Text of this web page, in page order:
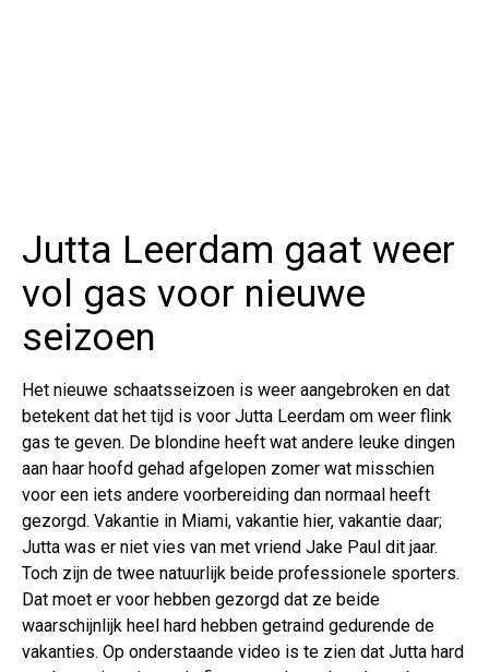
Jutta Leerdam gaat weer
vol gas voor nieuwe
seizoen
Het nieuwe schaatsseizoen is weer aangebroken en dat
betekent dat het tijd is voor Jutta Leerdam om weer flink
gas te geven. De blondine heeft wat andere leuke dingen
aan haar hoofd gehad afgelopen zomer wat misschien
voor een iets andere voorbereiding dan normaal heeft
gezorgd. Vakantie in Miami, vakantie hier, vakantie daar;
Jutta was er niet vies van met vriend Jake Paul dit jaar.
Toch zijn de twee natuurlijk beide professionele sporters.
Dat moet er voor hebben gezorgd dat ze beide
waarschijnlijk heel hard hebben getraind gedurende de
vakanties. Op onderstaande video is te zien dat Jutta hard